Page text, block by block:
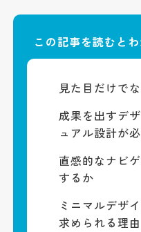
この記事を読むと
見た目だけで
成果を出すデ
ュアル設計が
直感的なナビ
するか
ミニマルデザ
求められる理由